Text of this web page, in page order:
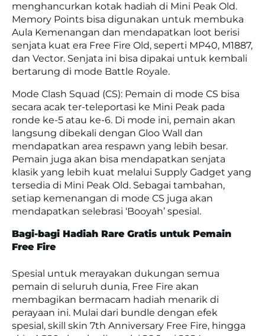
menghancurkan kotak hadiah di Mini Peak Old.
Memory Points bisa digunakan untuk membuka
Aula Kemenangan dan mendapatkan loot berisi
senjata kuat era Free Fire Old, seperti MP40, M1887,
dan Vector. Senjata ini bisa dipakai untuk kembali
bertarung di mode Battle Royale.
Mode Clash Squad (CS): Pemain di mode CS bisa
secara acak ter-teleportasi ke Mini Peak pada
ronde ke-5 atau ke-6. Di mode ini, pemain akan
langsung dibekali dengan Gloo Wall dan
mendapatkan area respawn yang lebih besar.
Pemain juga akan bisa mendapatkan senjata
klasik yang lebih kuat melalui Supply Gadget yang
tersedia di Mini Peak Old. Sebagai tambahan,
setiap kemenangan di mode CS juga akan
mendapatkan selebrasi ‘Booyah’ spesial.
Bagi-bagi Hadiah Rare Gratis untuk Pemain
Free Fire
Spesial untuk merayakan dukungan semua
pemain di seluruh dunia, Free Fire akan
membagikan bermacam hadiah menarik di
perayaan ini. Mulai dari bundle dengan efek
spesial, skill skin 7th Anniversary Free Fire, hingga